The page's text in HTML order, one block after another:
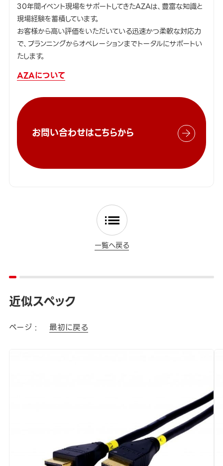
30年間イベント現場をサポートしてきたAZAは、豊富な知識と
現場経験を蓄積しています。
お客様から高い評価をいただいている迅速かつ柔軟な対応力
で、プランニングからオペレーションまでトータルにサポートい
たします。
AZAについて
お問い合わせはこちらから
一覧へ戻る
近似スペック
ページ : 最初に戻る